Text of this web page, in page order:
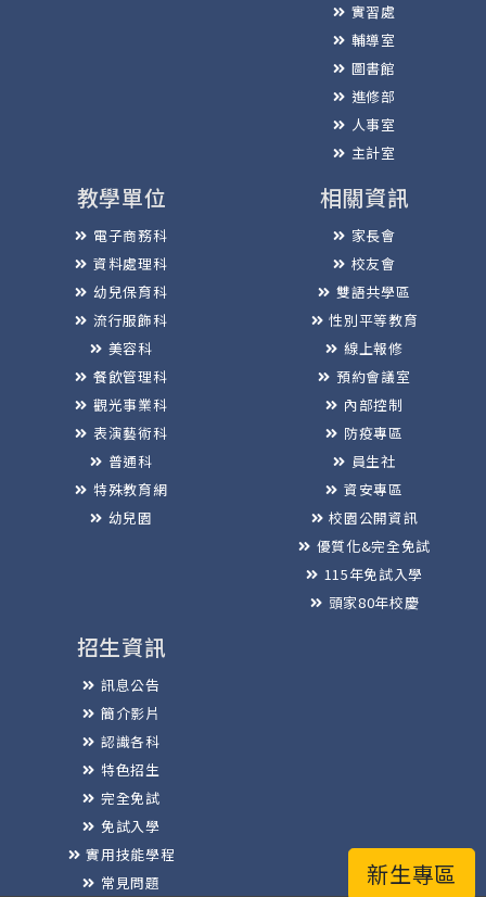
新生專區
實習處
輔導室
圖書館
進修部
人事室
主計室
教學單位
電子商務科
資料處理科
幼兒保育科
流行服飾科
美容科
餐飲管理科
觀光事業科
表演藝術科
普通科
特殊教育網
幼兒園
相關資訊
家長會
校友會
雙語共學區
性別平等教育
線上報修
預約會議室
內部控制
防疫專區
員生社
資安專區
校園公開資訊
優質化&完全免試
115年免試入學
頭家80年校慶
招生資訊
訊息公告
簡介影片
認識各科
特色招生
完全免試
免試入學
實用技能學程
常見問題